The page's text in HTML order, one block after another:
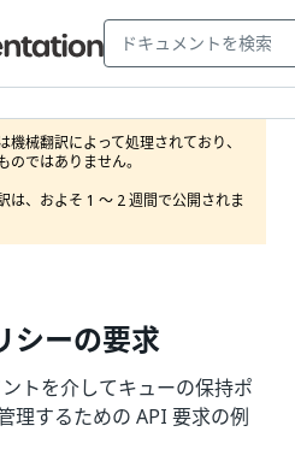
機械翻訳によって処理されており、
ではありません。
は、およそ 1 ～ 2 週間で公開されま
シーの要求
トを介してキューの保持ポ
理するための API 要求の例